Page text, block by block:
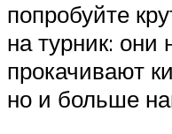
попробуйте
на турник: они
прокачивают
но и больше